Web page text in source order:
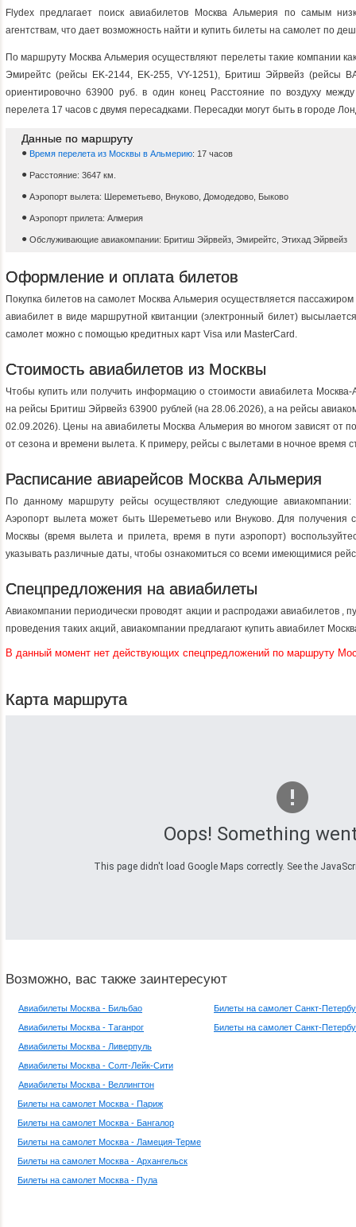
Flydex предлагает поиск авиабилетов Москва Альмерия по самым
агентствам, что дает возможность найти и купить билеты на самолет по
По маршруту Москва Альмерия осуществляют перелеты такие компании
Эмирейтс (рейсы EK-2144, EK-255, VY-1251), Бритиш Эйрвейз (рейсы
ориентировочно 63900 руб. в один конец Расстояние по воздуху
перелета 17 часов c двумя пересадками. Пересадки могут быть в городе
Данные по маршруту
Время перелета из Москвы в Альмерию: 17 часов
Расстояние: 3647 км.
Аэропорт вылета: Шереметьево, Внуково, Домодедово, Быково
Аэропорт прилета: Алмерия
Обслуживающие авиакомпании: Бритиш Эйрвейз, Эмирейтс, Этихад Эйрвейз
Оформление и оплата билетов
Покупка билетов на самолет Москва Альмерия осуществляется
авиабилет в виде маршрутной квитанции (электронный билет)
самолет можно с помощью кредитных карт Visa или MasterCard.
Стоимость авиабилетов из Москвы
Чтобы купить или получить информацию о стоимости авиабилета
на рейсы Бритиш Эйрвейз 63900 рублей (на 28.06.2026), a на рейсы
02.09.2026). Цены на авиабилеты Москва Альмерия во многом зависят от
от сезона и времени вылета. К примеру, рейсы с вылетами в ночное время
Расписание авиарейсов Москва Альмерия
По данному маршруту рейсы осуществляют следующие
Аэропорт вылета может быть Шереметьево или Внуково. Для получения
Москвы (время вылета и прилета, время в пути аэропорт)
указывать различные даты, чтобы ознакомиться со всеми имеющимися
Спецпредложения на авиабилеты
Авиакомпании периодически проводят акции и распродажи авиабилетов ,
проведения таких акций, авиакомпании предлагают купить авиабилет
В данный момент нет действующих спецпредложений по маршруту
Карта маршрута
Oops! Something
This page didn't load Google Maps correctly. See the
Возможно, вас также заинтересуют
Авиабилеты Москва - Бильбао
Авиабилеты Москва - Таганрог
Авиабилеты Москва - Ливерпуль
Авиабилеты Москва - Солт-Лейк-Сити
Авиабилеты Москва - Веллингтон
Билеты на самолет Москва - Париж
Билеты на самолет Москва - Бангалор
Билеты на самолет Москва - Ламеция-Терме
Билеты на самолет Москва - Архангельск
Билеты на самолет Москва - Пула
Билеты на самолет Санкт-
Билеты на самолет Санкт-